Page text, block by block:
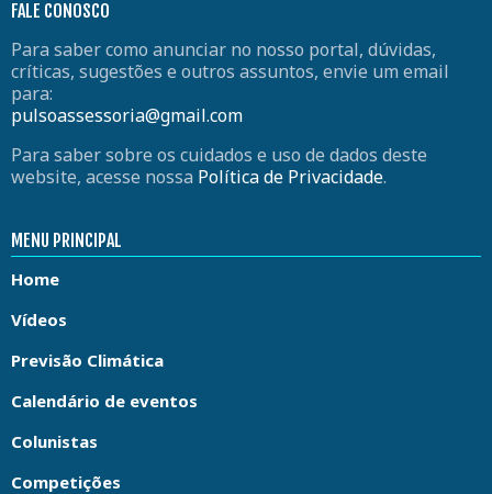
FALE CONOSCO
Para saber como anunciar no nosso portal, dúvidas,
críticas, sugestões e outros assuntos, envie um email
para:
pulsoassessoria@gmail.com
Para saber sobre os cuidados e uso de dados deste
website, acesse nossa Política de Privacidade.
MENU PRINCIPAL
Home
Vídeos
Previsão Climática
Calendário de eventos
Colunistas
Competições